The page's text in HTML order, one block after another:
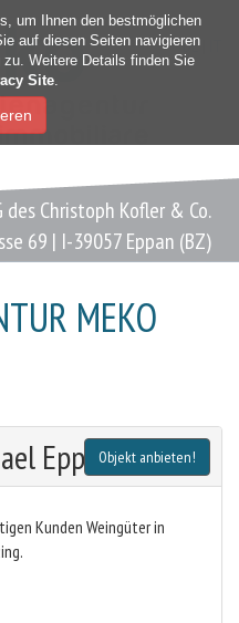
DE|
des Christoph Kofler & Co.
69 | I-39057 Eppan (BZ)
MEKO
Objekt anbieten!
Eppan
Kunden Weingüter in
um Ihnen den bestmöglichen
auf diesen Seiten navigieren
Weitere Details finden Sie
Site.